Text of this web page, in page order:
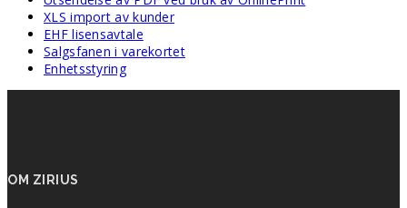
XLS import av kunder
EHF lisensavtale
Salgsfanen i varekortet
Enhetsstyring
OM ZIRIUS